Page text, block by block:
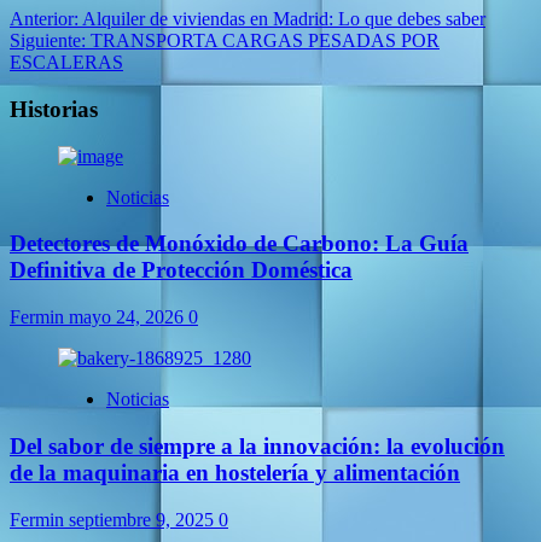
Anterior: Alquiler de viviendas en Madrid: Lo que debes saber
Siguiente: TRANSPORTA CARGAS PESADAS POR
ESCALERAS
Historias
Noticias
Detectores de Monóxido de Carbono: La Guía
Definitiva de Protección Doméstica
Fermin mayo 24, 2026 0
Noticias
Del sabor de siempre a la innovación: la evolución
de la maquinaria en hostelería y alimentación
Fermin septiembre 9, 2025 0